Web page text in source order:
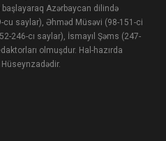
başlayaraq Azərbaycan dilində
cu saylar), Əhməd Müsəvi (98-151-ci
246-cı saylar), İsmayıl Şəms (247-
olmuşdur. Hal-hazırda